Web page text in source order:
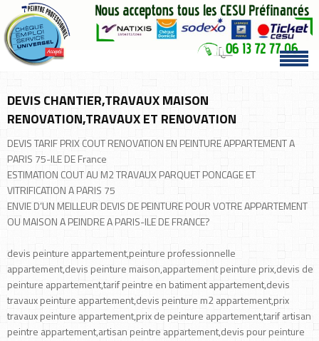
DEVIS CHANTIER,TRAVAUX MAISON
RENOVATION,TRAVAUX ET RENOVATION
DEVIS TARIF PRIX COUT RENOVATION EN PEINTURE APPARTEMENT A
PARIS 75-ILE DE France
ESTIMATION COUT AU M2 TRAVAUX PARQUET PONCAGE ET
VITRIFICATION A PARIS 75
ENVIE D’UN MEILLEUR DEVIS DE PEINTURE POUR VOTRE APPARTEMENT
OU MAISON A PEINDRE A PARIS-ILE DE FRANCE?
devis peinture appartement,peinture professionnelle
appartement,devis peinture maison,appartement peinture prix,devis de
peinture appartement,tarif peintre en batiment appartement,devis
travaux peinture appartement,devis peinture m2 appartement,prix
travaux peinture appartement,prix de peinture appartement,tarif artisan
peintre appartement,artisan peintre appartement,devis pour peinture